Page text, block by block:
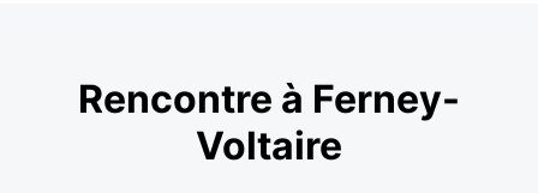
Rencontre à Ferney-
Voltaire